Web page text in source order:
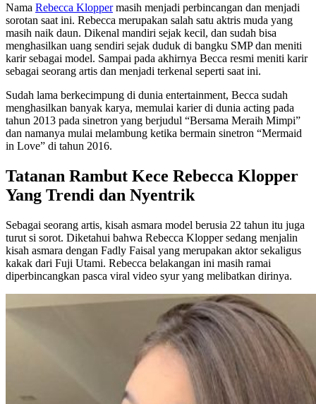
Nama Rebecca Kloppermasih menjadi perbincangan dan menjadi
sorotan saat ini. Rebecca merupakan salah satu aktris muda yang
masih naik daun. Dikenal mandiri sejak kecil, dan sudah bisa
menghasilkan uang sendiri sejak duduk di bangku SMP dan meniti
karir sebagai model. Sampai pada akhirnya Becca resmi meniti karir
sebagai seorang artis dan menjadi terkenal seperti saat ini.
Sudah lama berkecimpung di dunia entertainment, Becca sudah
menghasilkan banyak karya, memulai karier di dunia acting pada
tahun 2013 pada sinetron yang berjudul “Bersama Meraih Mimpi”
dan namanya mulai melambung ketika bermain sinetron “Mermaid
in Love” di tahun 2016.
Tatanan Rambut Kece Rebecca Klopper
Yang Trendi dan Nyentrik
Sebagai seorang artis, kisah asmara model berusia 22 tahun itu juga
turut si sorot. Diketahui bahwa Rebecca Klopper sedang menjalin
kisah asmara dengan Fadly Faisal yang merupakan aktor sekaligus
kakak dari Fuji Utami. Rebecca belakangan ini masih ramai
diperbincangkan pasca viral video syur yang melibatkan dirinya.